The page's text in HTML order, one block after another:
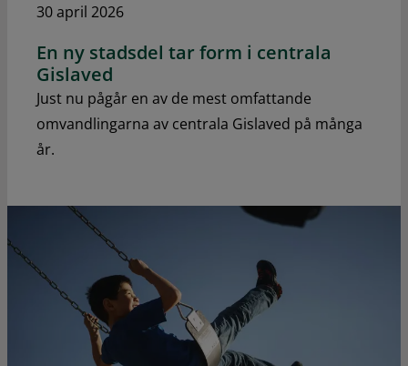
30 april 2026
En ny stadsdel tar form i centrala
Gislaved
Just nu pågår en av de mest omfattande
omvandlingarna av centrala Gislaved på många
år.